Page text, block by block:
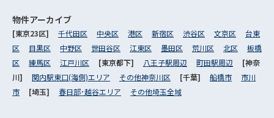
物件アーカイブ
[東京23区] 千代田区 中央区 港区 新宿区 渋谷区 文京区
台東
区
目黒区 中野区 世田谷区 江東区 墨田区 荒川区 北区
板橋
区
練馬区 江戸川区 [東京都下] 八王子駅周辺 町田駅周辺
[神奈
川] 関内駅東口(海側)エリア その他神奈川区 [千葉] 船橋市
市川
市
[埼玉] 春日部･越谷エリア その他埼玉全域